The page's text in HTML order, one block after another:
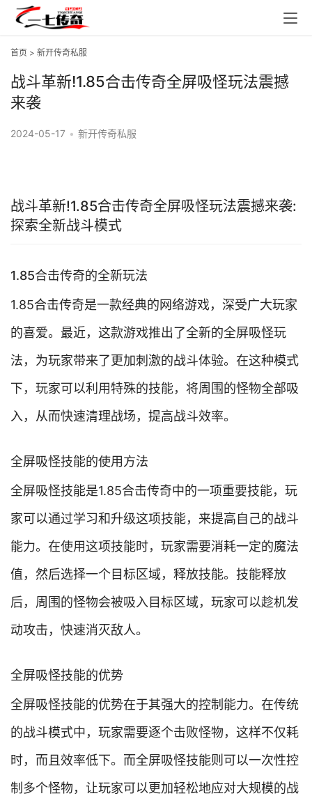
首页 > 新开传奇私服
战斗革新!1.85合击传奇全屏吸怪玩法震撼
来袭
2024-05-17 • 新开传奇私服
战斗革新!1.85合击传奇全屏吸怪玩法震撼来袭:
探索全新战斗模式
1.85合击传奇的全新玩法
1.85合击传奇是一款经典的网络游戏，深受广大玩家
的喜爱。最近，这款游戏推出了全新的全屏吸怪玩
法，为玩家带来了更加刺激的战斗体验。在这种模式
下，玩家可以利用特殊的技能，将周围的怪物全部吸
入，从而快速清理战场，提高战斗效率。
全屏吸怪技能的使用方法
全屏吸怪技能是1.85合击传奇中的一项重要技能，玩
家可以通过学习和升级这项技能，来提高自己的战斗
能力。在使用这项技能时，玩家需要消耗一定的魔法
值，然后选择一个目标区域，释放技能。技能释放
后，周围的怪物会被吸入目标区域，玩家可以趁机发
动攻击，快速消灭敌人。
全屏吸怪技能的优势
全屏吸怪技能的优势在于其强大的控制能力。在传统
的战斗模式中，玩家需要逐个击败怪物，这样不仅耗
时，而且效率低下。而全屏吸怪技能则可以一次性控
制多个怪物，让玩家可以更加轻松地应对大规模的战